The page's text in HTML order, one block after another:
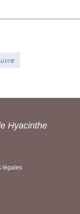
Hyacinthe
légales